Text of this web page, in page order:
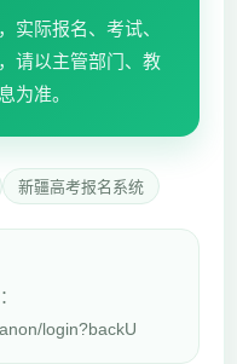
实际报名、考试、
请以主管部门、教
为准。
新疆高考报名系统
login?backU